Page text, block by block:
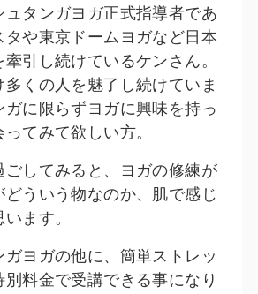
ュタンガヨガ正式指導者であ
タや東京ドームヨガなど日本
引し続けているケンさん。
くの人を魅了し続けていま
に限らずヨガに興味を持っ
てみて欲しい方。
ごしてみると、ヨガの修練が
どういう物なのか、肌で感じ
ます。
ヨガの他に、簡単ストレッ
料金で受講できる事になり